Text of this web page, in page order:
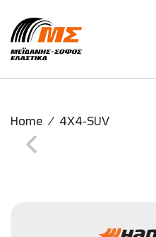
Main
Home / 4X4-SUV